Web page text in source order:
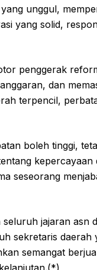
unggul,
yang solid,
penggerak
dan
terpencil,
boleh tinggi,
kepercayaan
seseorang
jajaran asn
sekretaris daerah
semangat